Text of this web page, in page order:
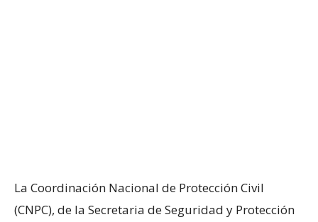
La Coordinación Nacional de Protección Civil
(CNPC), de la Secretaria de Seguridad y Protección